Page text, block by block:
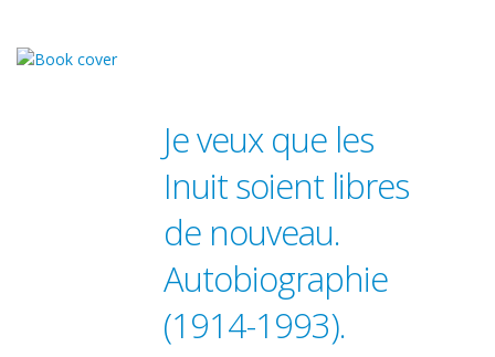
Je veux que les
Inuit soient libres
de nouveau.
Autobiographie
(1914-1993).